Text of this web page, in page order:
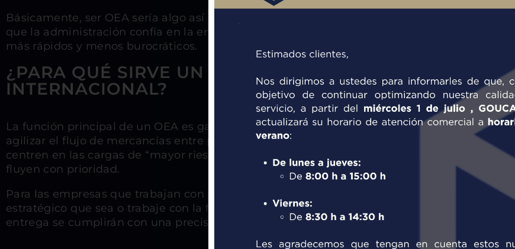
Básicamente, ser OEA sería algo así como tener un «pasaporte VIP» ante la aduana. Significa
que la administración confía en la empresa, lo que significa que los procesos serán mucho
más rápidos y menos burocráticos.
¿PARA QUÉ SIRVE UN OEA EN LA LOGÍSTICA
INTERNACIONAL?
La función principal de un OEA es garantizar unacadena de suministro segura. Sirve para
agilizar el flujo de mercancías entre países, permitiendo que las autoridades aduaneras se
centren en las cargas de “mayor riesgo”, mientras que las de los operadores autorizados
fluyen con prioridad.
Para las empresas que trabajan con países fuera de la Unión Europea, contar con un socio
estratégico que sea o trabaje con la figura del OEA, es una garantía de que sus plazos de
entrega se cumplirán con una precisión superior.